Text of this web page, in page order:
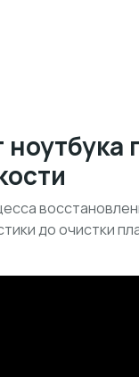
до очистки